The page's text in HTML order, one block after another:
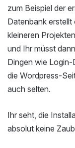
zum Beispiel der
Datenbank erstellt
kleineren
und Ihr müsst
Dingen wie
die Wordpress-
auch selten.
Ihr seht, die
absolut keine